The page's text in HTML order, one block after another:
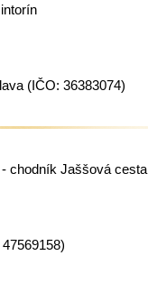
(IČO: 36383074)
chodník Jaššová cesta